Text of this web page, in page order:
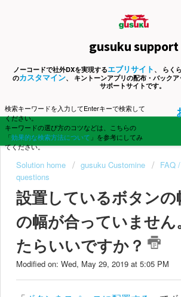
gusuku support
ノーコードで社外DXを実現するエブリサイト 、 らく
のカスタマイン、 キントーンアプリの配布・バック
サポートサイトです。
検索キーワードを入力してEnterキーで検索して
ください。
キーワードの選び方のコツなどは、こちらの
「効果的な検索方法について 」を参考にしてみ
てください。
Solution home gusuku Customine
FAQ
questions
設置しているボタンの
の幅が合っていません
たらいいですか？
Modified on: Wed, May 29, 2019 at 5:05 PM